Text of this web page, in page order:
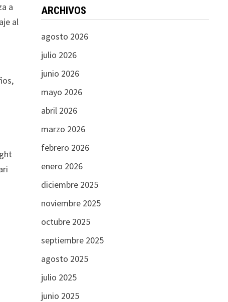
a
al
ARCHIVOS
agosto 2026
julio 2026
junio 2026
mayo 2026
abril 2026
marzo 2026
febrero 2026
enero 2026
diciembre 2025
noviembre 2025
octubre 2025
septiembre 2025
agosto 2025
julio 2025
junio 2025